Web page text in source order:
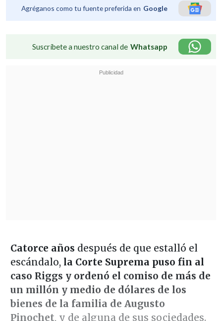
Agréganos como tu fuente preferida en Google
Suscríbete a nuestro canal de Whatsapp
Catorce años después de que estalló el
escándalo, la Corte Suprema puso fin al
caso Riggs y ordenó el comiso de más de
un millón y medio de dólares de los
bienes de la familia de Augusto
Pinochet, y de alguna de sus sociedades.